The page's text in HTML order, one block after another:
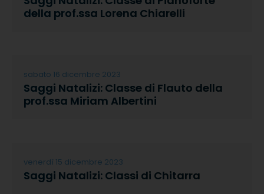
della prof.ssa Lorena Chiarelli
sabato 16 dicembre 2023
Saggi Natalizi: Classe di Flauto della
prof.ssa Miriam Albertini
venerdì 15 dicembre 2023
Saggi Natalizi: Classi di Chitarra